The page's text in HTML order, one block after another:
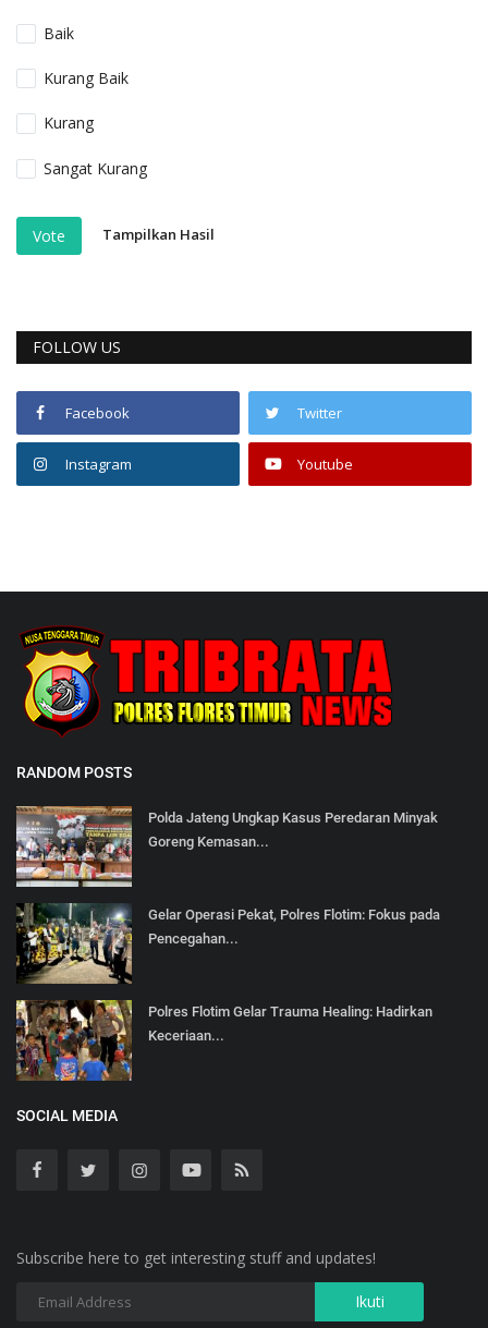
Baik
Kurang Baik
Kurang
Sangat Kurang
Vote Tampilkan Hasil
FOLLOW US
Facebook Twitter
Instagram Youtube
RANDOM POSTS
Polda Jateng Ungkap Kasus Peredaran Minyak
Goreng Kemasan...
Gelar Operasi Pekat, Polres Flotim: Fokus pada
Pencegahan...
Polres Flotim Gelar Trauma Healing: Hadirkan
Keceriaan...
SOCIAL MEDIA
Subscribe here to get interesting stuff and updates!